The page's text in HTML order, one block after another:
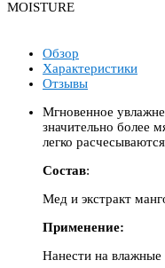
MOISTURE
Обзор
Характеристики
Отзывы
Мгновенное
значительно более
легко расчесываются
Состав:
Мед и экстракт
Применение:
Нанести на